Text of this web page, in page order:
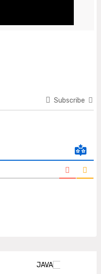
Subscribe